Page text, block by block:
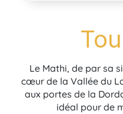
Le Mathi, de par sa
cœur de la Vallée du
aux portes de la
idéal pour de